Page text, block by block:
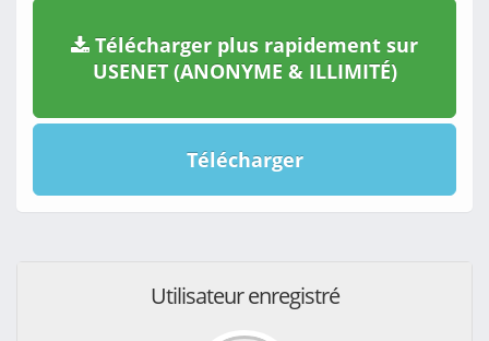
Télécharger plus rapidement sur
USENET (ANONYME & ILLIMITÉ)
Télécharger
Utilisateur enregistré